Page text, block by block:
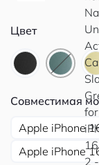
Цвет
Совместимая
Apple iPhone
Apple iPhone